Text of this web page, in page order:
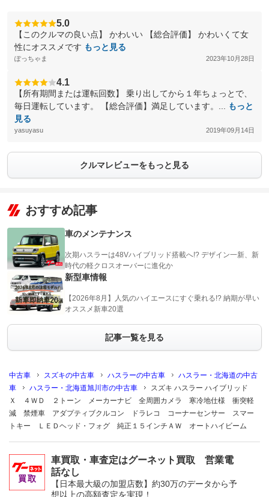
5.0
【このクルマの良い点】 かわいい 【総合評価】 かわいくて女
性にオススメです もっと見る
ぽっちゃま 2023年10月28日
4.1
【所有期間または運転回数】 乗り出してから１年ちょっとで、
毎日運転しています。 【総合評価】満足しています。...
もっと
見る
yasuyasu 2019年09月14日
クルマレビューをもっと見る
おすすめ記事
車のメンテナンス
次期ハスラーは48Vハイブリッド搭載へ!? デザイン一新、新
時代の軽クロスオーバーに進化か
新型車情報
【2026年8月】人気のハイエースにすぐ乗れる!? 納期が早い
オススメ新車20選
記事一覧を見る
中古車 スズキの中古車 ハスラーの中古車
ハスラー・北海道の中古
車
ハスラー・北海道旭川市の中古車
スズキ ハスラー ハイブリッド
Ｘ ４ＷＤ ２トーン メーカーナビ 全周囲カメラ 寒冷地仕様 衝突軽
減 禁煙車 アダプティブクルコン ドラレコ コーナーセンサー スマー
トキー ＬＥＤヘッド・フォグ 純正１５インチＡＷ オートハイビーム
車買取・車査定はグーネット買取 営業電
話なし
【日本最大級の加盟店数】約30万のデータから予
想以上の高額査定を実現！